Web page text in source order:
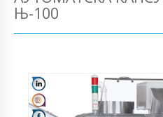
Њ-100